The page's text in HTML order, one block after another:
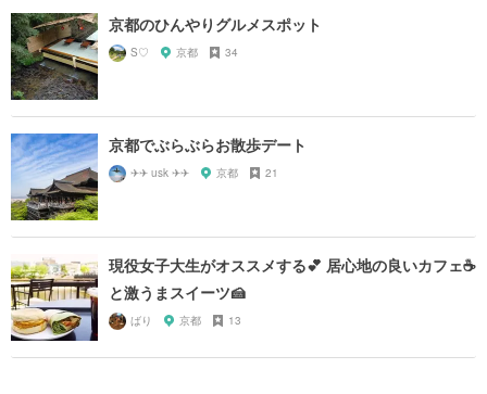
京都のひんやりグルメスポット
S♡ 京都 34
京都でぶらぶらお散歩デート
✈✈ usk ✈✈ 京都 21
現役女子大生がオススメする💕 居心地の良いカフェ☕️
と激うまスイーツ🍰
ばり 京都 13